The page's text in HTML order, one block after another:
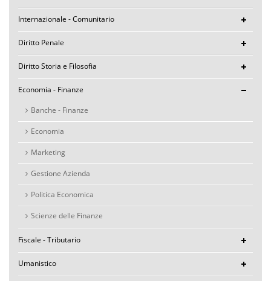
Internazionale - Comunitario
Diritto Penale
Diritto Storia e Filosofia
Economia - Finanze
Banche - Finanze
Economia
Marketing
Gestione Azienda
Politica Economica
Scienze delle Finanze
Fiscale - Tributario
Umanistico